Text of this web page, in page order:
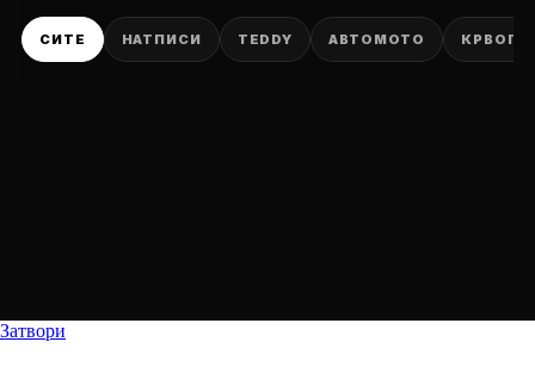
СИТЕ НАТПИСИ TEDDY АВТОМОТО
Затвори